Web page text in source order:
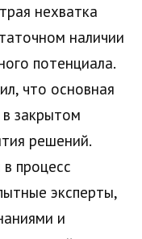
нехватка
наличии
потенциала.
что основная
в закрытом
решений.
процесс
эксперты,
и